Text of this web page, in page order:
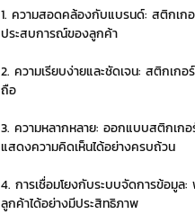
1. ความสอดคล้องกับแบรนด์: สติกเก
ประสบการณ์ของลูกค้า
2. ความเรียบง่ายและชัดเจน: สติกเก
ถือ
3. ความหลากหลาย: ออกแบบสติกเก
แสดงความคิดเห็นได้อย่างครบถ้วน
4. การเชื่อมโยงกับระบบจัดการข้อมูล
ลูกค้าได้อย่างมีประสิทธิภาพ